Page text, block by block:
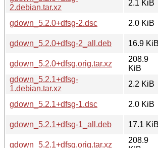
2.debian.tar.xz
2.1 KiB
gdown_5.2.0+dfsg-2.dsc
2.0 KiB
gdown_5.2.0+dfsg-2_all.deb
16.9 KiB
gdown_5.2.0+dfsg.orig.tar.xz
208.9
KiB
gdown_5.2.1+dfsg-
1.debian.tar.xz
2.2 KiB
gdown_5.2.1+dfsg-1.dsc
2.0 KiB
gdown_5.2.1+dfsg-1_all.deb
17.1 KiB
gdown_5.2.1+dfsg.orig.tar.xz
208.9